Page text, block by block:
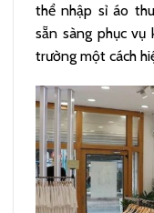
thể nhập sỉ áo
sẵn sàng phục vụ
trường một cách